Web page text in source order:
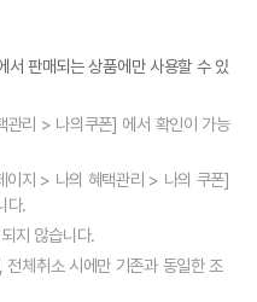
판매되는 상품에만 사용할 수 있
관리 > 나의쿠폰] 에서 확인이 가능
이지 > 나의 혜택관리 > 나의 쿠폰]
다.
지 않습니다.
체취소 시에만 기존과 동일한 조